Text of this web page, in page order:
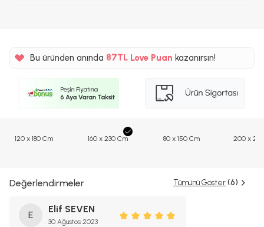
Bu üründen anında %5 Love Puankazanırsın!
120 x 180 Cm 160 x 230 Cm 80 x 150 Cm 200 x
Değerlendirmeler Tümünü Göster (6)
E
Elif SEVEN
30 Ağustos 2023